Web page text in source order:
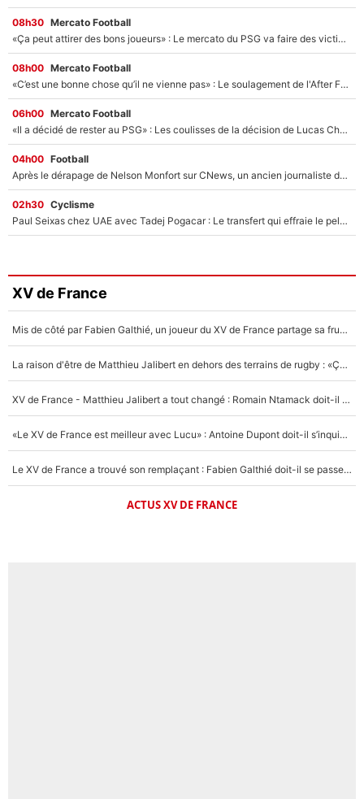
08h30 Mercato Football
«Ça peut attirer des bons joueurs» : Le mercato du PSG va faire des victimes dans l'effectif de Luis Enrique ?
08h00 Mercato Football
«C’est une bonne chose qu’il ne vienne pas» : Le soulagement de l'After Foot après le transfert avorté de Yan Diomandé au PSG
06h00 Mercato Football
«Il a décidé de rester au PSG» : Les coulisses de la décision de Lucas Chevalier pour son transfert
04h00 Football
Après le dérapage de Nelson Monfort sur CNews, un ancien journaliste de France Télévisions relance la polémique sur les incendies en Gironde
02h30 Cyclisme
Paul Seixas chez UAE avec Tadej Pogacar : Le transfert qui effraie le peloton, «c’est la pire des choses qui puisse arriver»
XV de France
Mis de côté par Fabien Galthié, un joueur du XV de France partage sa frustration : «ils ne me l’ont pas dit tout de suite»
La raison d'être de Matthieu Jalibert en dehors des terrains de rugby : «Ça m'atteint autant que si tu touches à un membre de ma famille»
XV de France - Matthieu Jalibert a tout changé : Romain Ntamack doit-il s’inquiéter pour sa place à un an de la Coupe du monde ?
«Le XV de France est meilleur avec Lucu» : Antoine Dupont doit-il s’inquiéter pour sa place ?
Le XV de France a trouvé son remplaçant : Fabien Galthié doit-il se passer d'Antoine Dupont ?
ACTUS XV DE FRANCE